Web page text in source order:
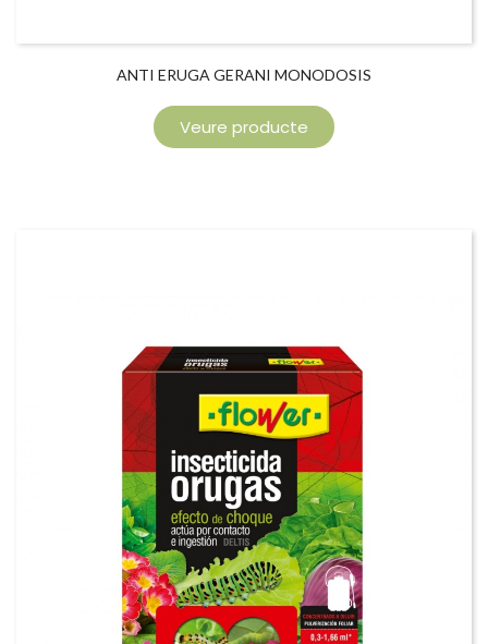
ANTI ERUGA GERANI MONODOSIS
Veure producte